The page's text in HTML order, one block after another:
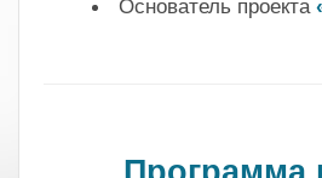
Основатель проекта